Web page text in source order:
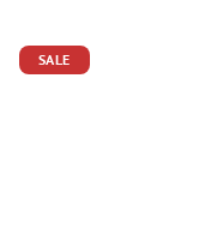
SALE